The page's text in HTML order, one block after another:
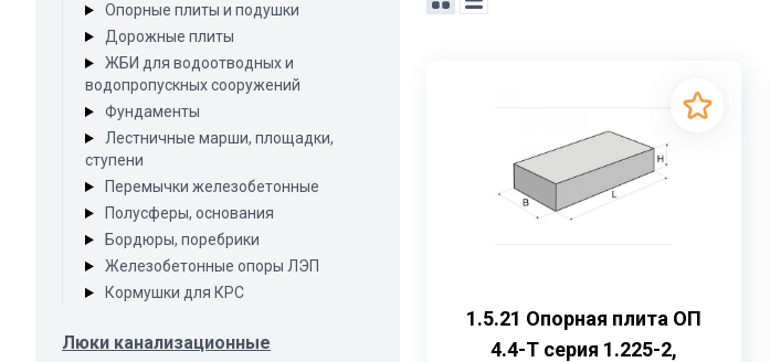
Опорные плиты и подушки
Дорожные плиты
ЖБИ для водоотводных и
водопропускных сооружений
Фундаменты
Лестничные марши, площадки,
ступени
Перемычки железобетонные
Полусферы, основания
Бордюры, поребрики
Железобетонные опоры ЛЭП
Кормушки для КРС
Люки канализационные
1.5.21 Опорная плита ОП
4.4-Т серия 1.225-2,